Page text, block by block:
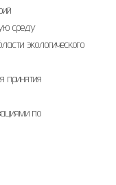
среду
экологического
принятия
по